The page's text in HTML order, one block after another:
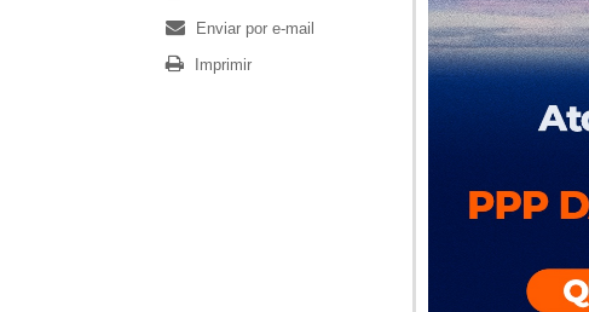
Enviar por e-mail
Imprimir